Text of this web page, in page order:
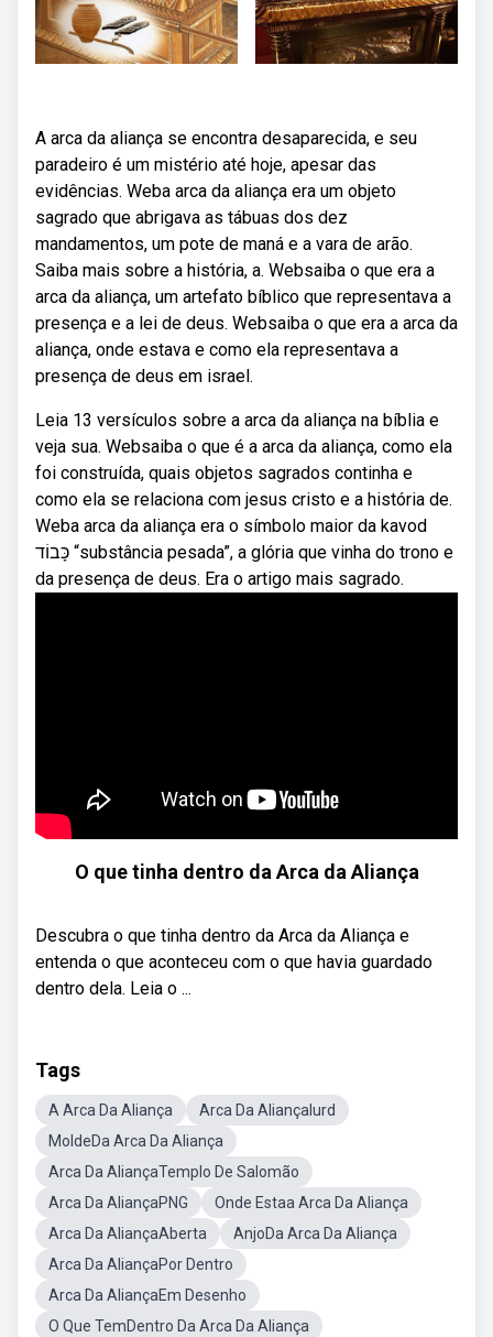
A arca da aliança se encontra desaparecida, e seu
paradeiro é um mistério até hoje, apesar das
evidências. Weba arca da aliança era um objeto
sagrado que abrigava as tábuas dos dez
mandamentos, um pote de maná e a vara de arão.
Saiba mais sobre a história, a. Websaiba o que era a
arca da aliança, um artefato bíblico que representava a
presença e a lei de deus. Websaiba o que era a arca da
aliança, onde estava e como ela representava a
presença de deus em israel.
Leia 13 versículos sobre a arca da aliança na bíblia e
veja sua. Websaiba o que é a arca da aliança, como ela
foi construída, quais objetos sagrados continha e
como ela se relaciona com jesus cristo e a história de.
Weba arca da aliança era o símbolo maior da kavod
כָּבוֹד “substância pesada”, a glória que vinha do trono e
da presença de deus. Era o artigo mais sagrado.
O que tinha dentro da Arca da Aliança
Descubra o que tinha dentro da Arca da Aliança e
entenda o que aconteceu com o que havia guardado
dentro dela. Leia o ...
Tags
A Arca Da Aliança
Arca Da AliançaIurd
MoldeDa Arca Da Aliança
Arca Da AliançaTemplo De Salomão
Arca Da AliançaPNG
Onde Estaa Arca Da Aliança
Arca Da AliançaAberta
AnjoDa Arca Da Aliança
Arca Da AliançaPor Dentro
Arca Da AliançaEm Desenho
O Que TemDentro Da Arca Da Aliança